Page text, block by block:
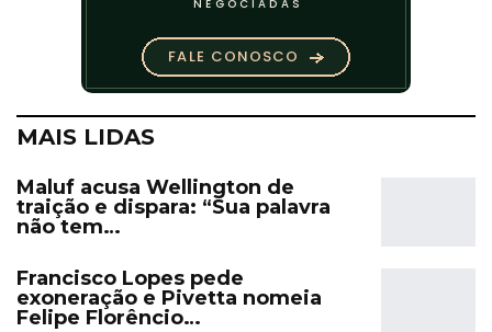
MAIS LIDAS
Maluf acusa Wellington de
traição e dispara: “Sua palavra
não tem…
Francisco Lopes pede
exoneração e Pivetta nomeia
Felipe Florêncio…